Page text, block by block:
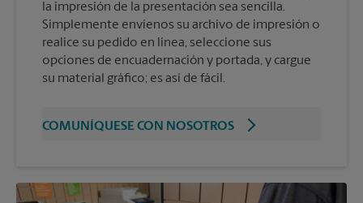
la impresión de la presentación sea sencilla.
Simplemente envíenos su archivo de impresión o
realice su pedido en línea, seleccione sus
opciones de encuadernación y portada, y cargue
su material gráfico; es así de fácil.
COMUNÍQUESE CON NOSOTROS